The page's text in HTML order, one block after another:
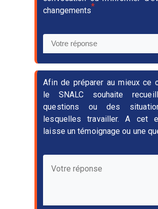
changements*
Afin de préparer au mieux ce
le SNALC souhaite
questions ou des
lesquelles travailler. A cet
laisse un témoignage ou une